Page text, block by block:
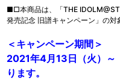
■□本商品は、「THE
発売記念 旧譜キャンペーン」の
＜キャンペーン期間＞
2021年4月13日（火）
ります。